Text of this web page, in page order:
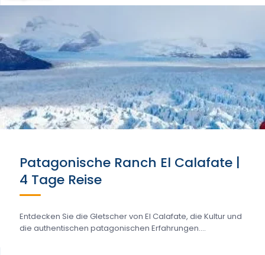
Patagonische Ranch El Calafate |
4 Tage Reise
Entdecken Sie die Gletscher von El Calafate, die Kultur und
die authentischen patagonischen Erfahrungen....